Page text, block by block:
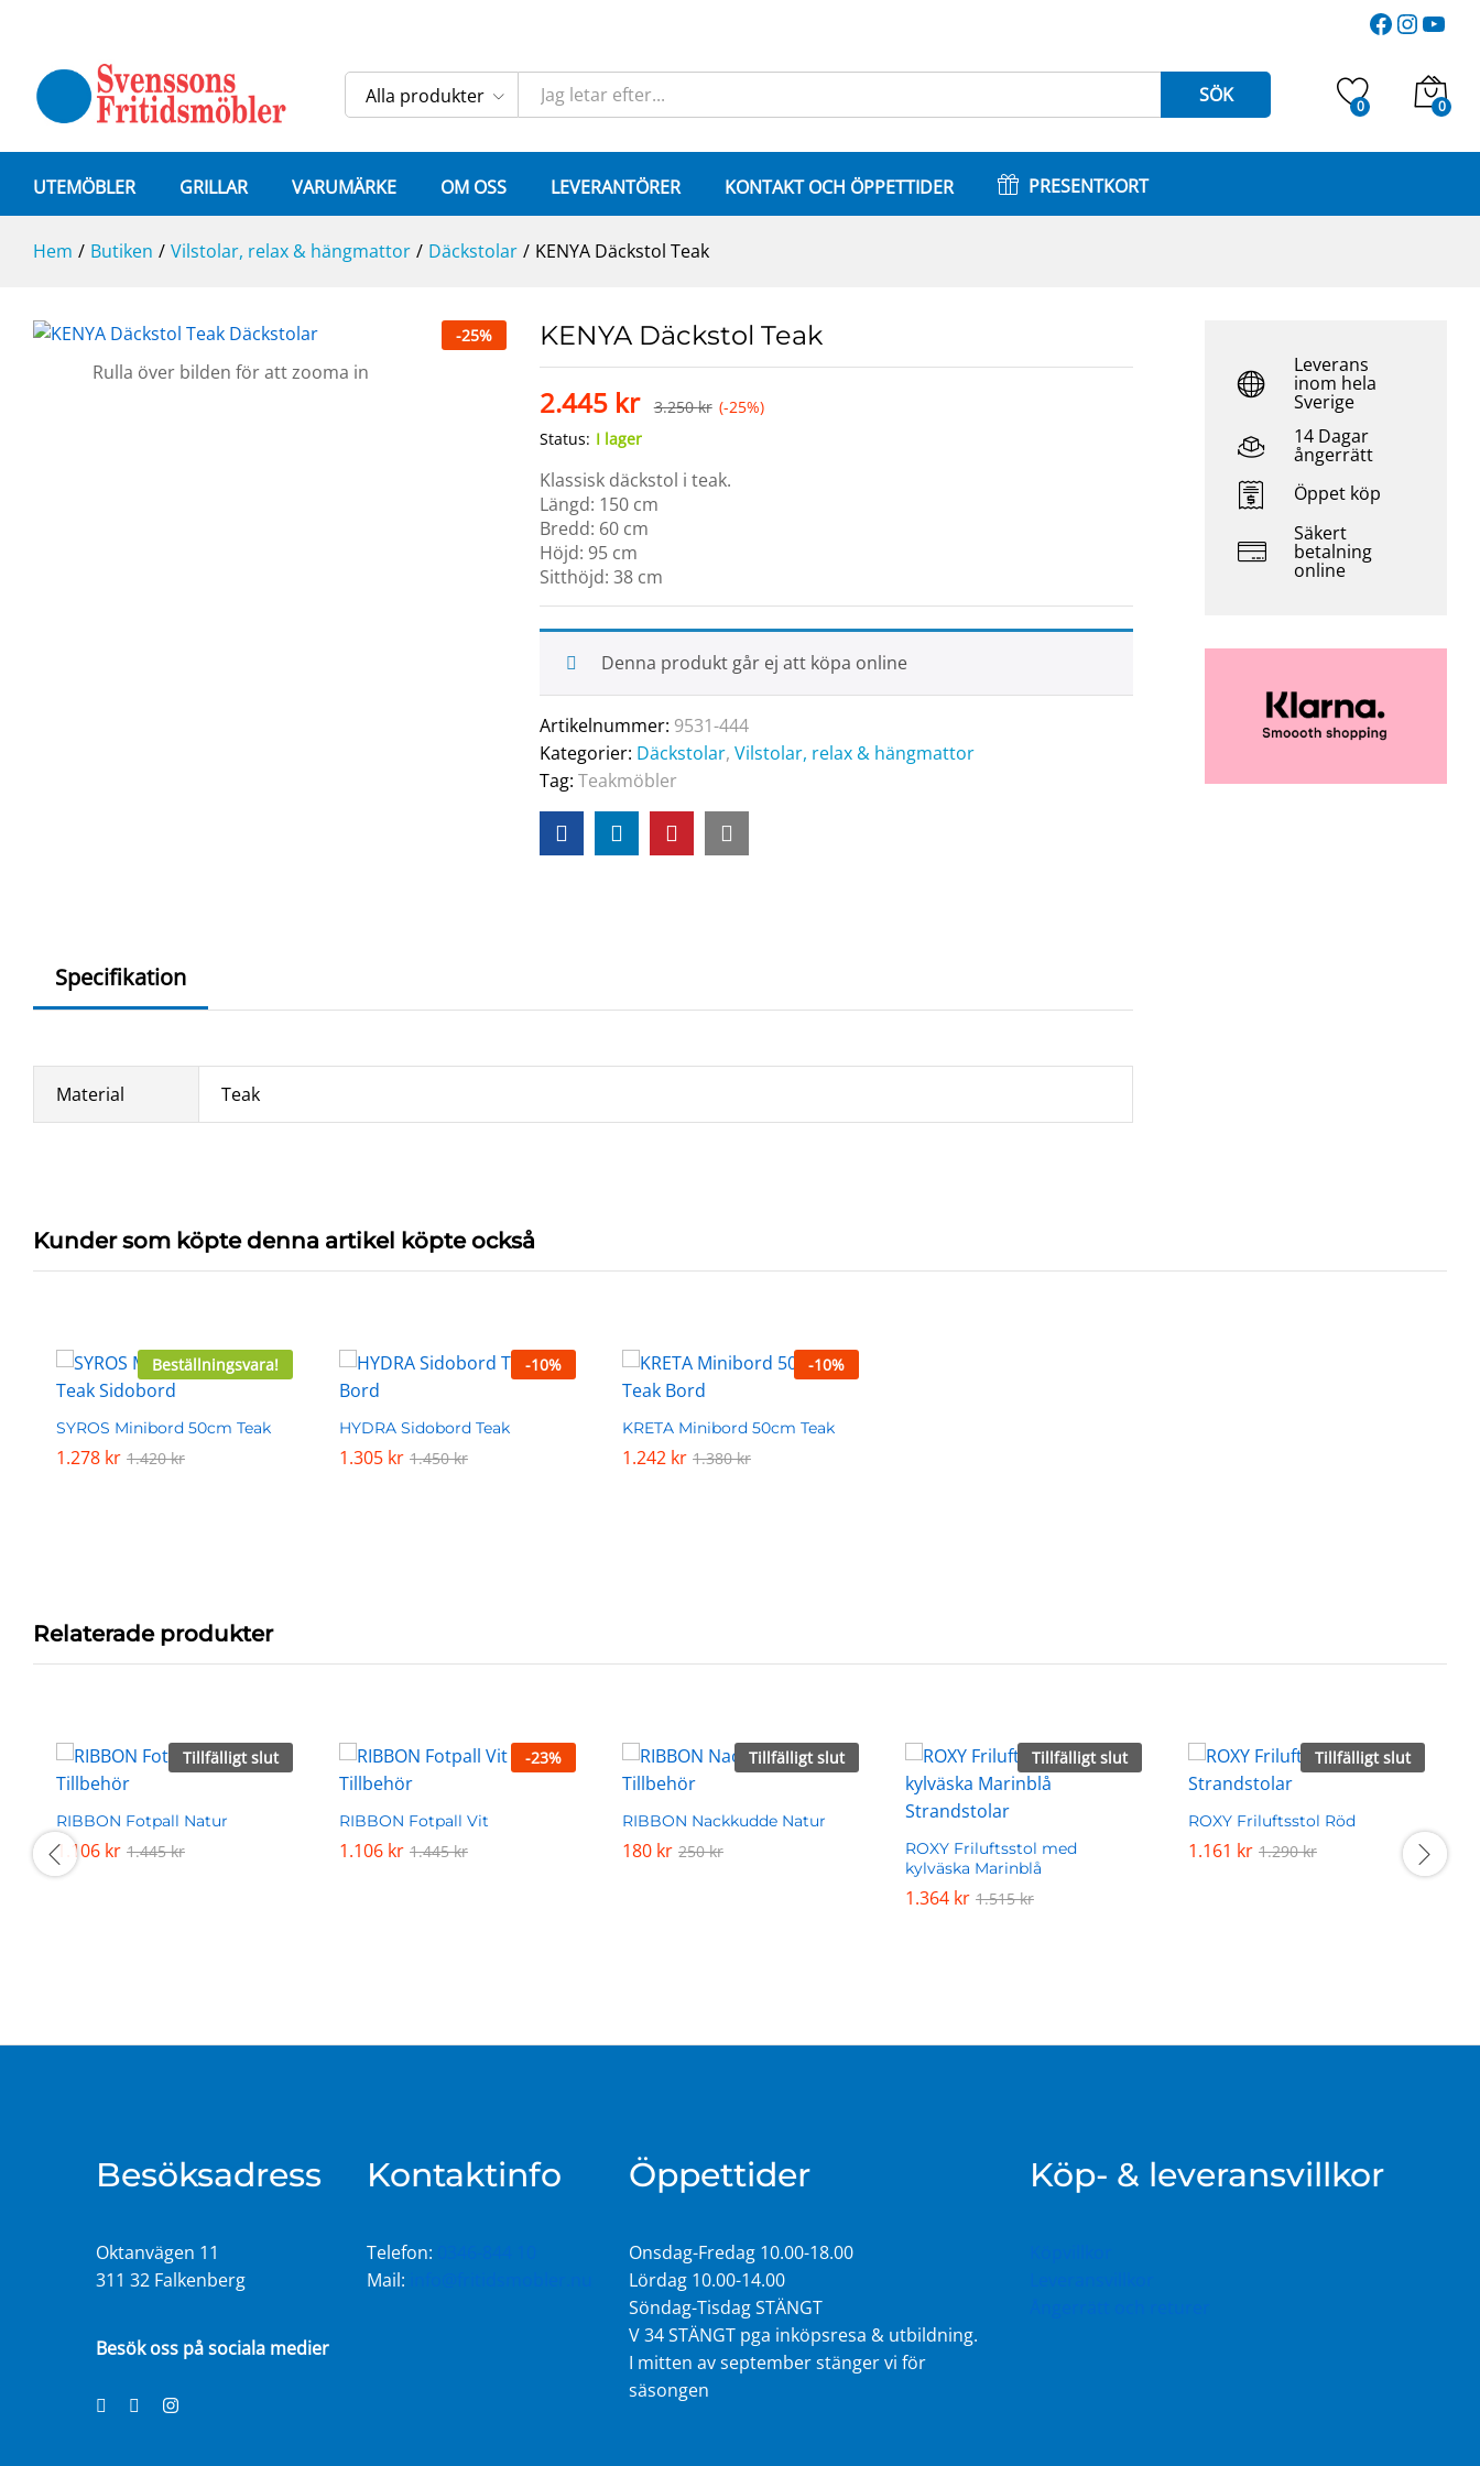
Alla produkter SÖK 0 0
UTEMÖBLER GRILLAR VARUMÄRKE OM OSS LEVERANTÖRER KONTAKT OCH ÖPPETTIDER PRESENTKORT
Hem / Butiken / Vilstolar, relax & hängmattor / Däckstolar / KENYA Däckstol Teak
-25%
Rulla över bilden för att zooma in
KENYA Däckstol Teak
2.445 kr 3.250kr (-25%)
Status: I lager
Klassisk däckstol i teak.
Längd: 150 cm
Bredd: 60 cm
Höjd: 95 cm
Sitthöjd: 38 cm
Denna produkt går ej att köpa online
Artikelnummer: 9531-444
Kategorier: Däckstolar, Vilstolar, relax & hängmattor
Tag: Teakmöbler
Specifikation
Material Teak
Leverans
inom hela
Sverige
14 Dagar
ångerrätt
Öppet köp
Säkert
betalning
online
Kunder som köpte denna artikel köpte också
Beställningsvara!
SYROS Minibord 50cm Teak
1.278 kr 1.420kr
1.278 kr 1.420kr
-10%
HYDRA Sidobord Teak
1.305 kr 1.450kr
1.305 kr 1.450kr
-10%
KRETA Minibord 50cm Teak
1.242 kr 1.380kr
1.242 kr 1.380kr
Relaterade produkter
Tillfälligt slut
RIBBON Fotpall Natur
1.106 kr 1.445kr
1.106 kr 1.445kr
-23%
RIBBON Fotpall Vit
1.106 kr 1.445kr
1.106 kr 1.445kr
Tillfälligt slut
RIBBON Nackkudde Natur
180 kr 250kr
180 kr 250kr
Tillfälligt slut
ROXY Friluftsstol med
kylväska Marinblå
1.364 kr 1.515kr
1.364 kr 1.515kr
Tillfälligt slut
ROXY Friluftsstol Röd
1.161 kr 1.290kr
1.161 kr 1.290kr
Besöksadress
Oktanvägen 11
311 32 Falkenberg
Besök oss på sociala medier
Kontaktinfo
Telefon:
Mail:
Öppettider
Onsdag-Fredag 10.00-18.00
Lördag 10.00-14.00
Söndag-Tisdag STÄNGT
V 34 STÄNGT pga inköpsresa & utbildning.
I mitten av september stänger vi för
säsongen
Köp- & leveransvillkor
Specifikation
Lägg till i varukorg